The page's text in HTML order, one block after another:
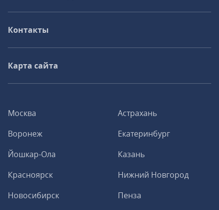
Москва
Астрахань
Воронеж
Екатеринбург
Йошкар-Ола
Казань
Красноярск
Нижний Новгород
Новосибирск
Пенза
Контакты
Карта сайта